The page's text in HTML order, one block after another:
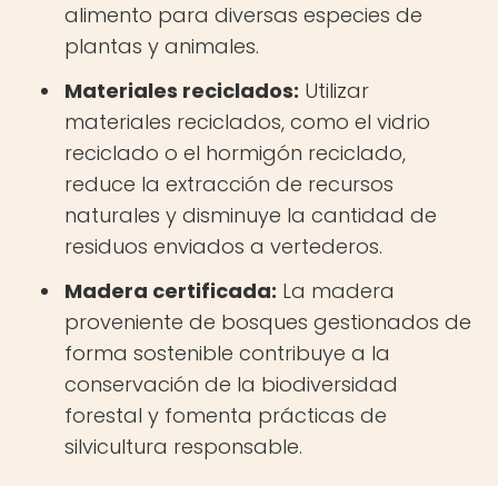
alimento para diversas especies de
plantas y animales.
Materiales reciclados: Utilizar
materiales reciclados, como el vidrio
reciclado o el hormigón reciclado,
reduce la extracción de recursos
naturales y disminuye la cantidad de
residuos enviados a vertederos.
Madera certificada: La madera
proveniente de bosques gestionados de
forma sostenible contribuye a la
conservación de la biodiversidad
forestal y fomenta prácticas de
silvicultura responsable.